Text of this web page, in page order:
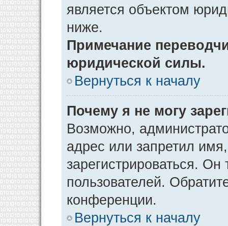
является объектом
ниже.
Примечание
юридической силы.
Вернуться к началу
Почему я не могу
Возможно,
адрес или запретил
зарегистрироваться.
пользователей.
конференции.
Вернуться к началу